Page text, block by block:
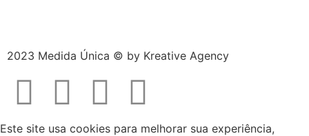
2023 Medida Única © by Kreative Agency
Este site usa cookies para melhorar sua experiência,